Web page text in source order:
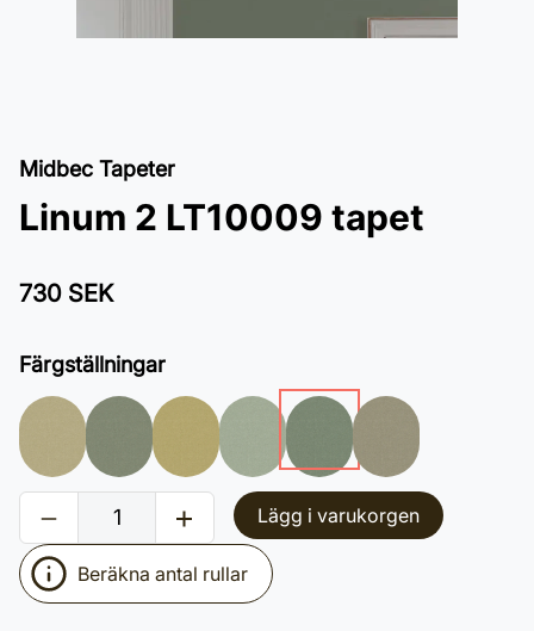
Midbec Tapeter
Linum 2 LT10009 tapet
730 SEK
Färgställningar
Lägg i varukorgen
Beräkna antal rullar